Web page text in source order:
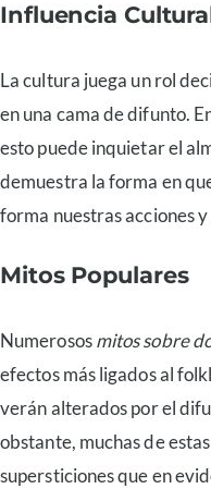
Influencia
La cultura juega un rol
en una cama de difunto.
esto puede inquietar el
demuestra la forma en
forma nuestras acciones
Mitos Populares
Numerososmitos sobre
efectos más ligados al
verán alterados por el
obstante, muchas de
supersticiones que en